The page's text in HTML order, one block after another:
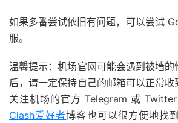
如果多番尝试依旧有问题，可以尝试
服。
温馨提示：机场官网可能会遇到被墙
后，请一定保持自己的邮箱可以正常
关注机场的官方 Telegram 或
Clash爱好者博客也可以很方便地找